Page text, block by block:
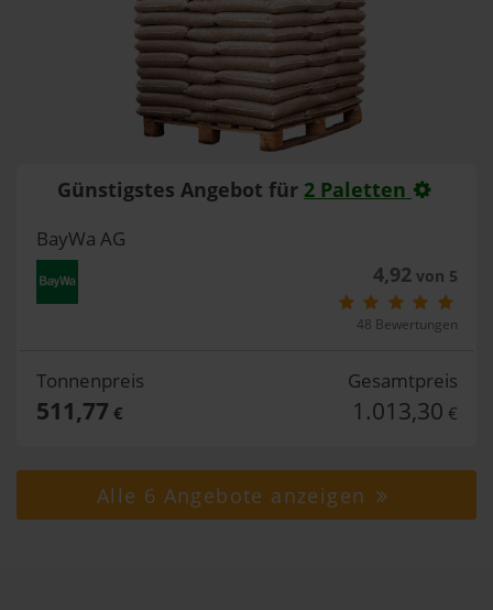
Günstigstes Angebot für 2 Paletten
BayWa AG
4,92von 5
48 Bewertungen
Tonnenpreis
511,77 €
Gesamtpreis
1.013,30 €
Alle 6 Angebote anzeigen